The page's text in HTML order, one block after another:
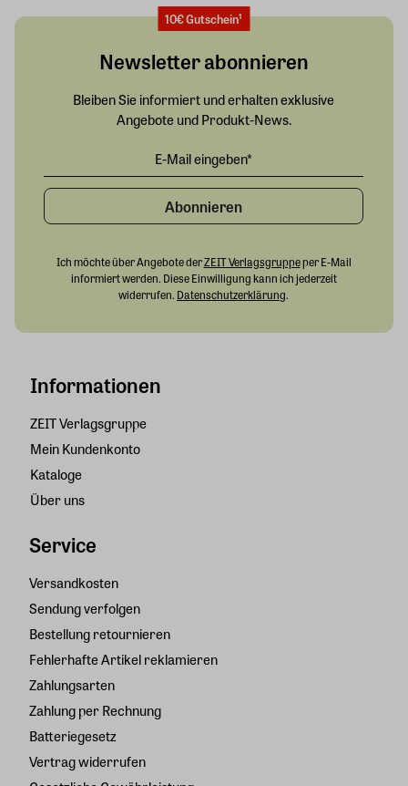
Informationen
ZEIT Verlagsgruppe
Mein Kundenkonto
Kataloge
Über uns
Service
Versandkosten
Sendung verfolgen
Bestellung retournieren
Fehlerhafte Artikel reklamieren
Zahlungsarten
Zahlung per Rechnung
Batteriegesetz
Vertrag widerrufen
10€ Gutschein¹
Newsletter abonnieren
Bleiben Sie informiert und erhalten exklusive
Angebote und Produkt-News.
Abonnieren
Ich möchte über Angebote derZEIT Verlagsgruppeper E-Mail
informiert werden. Diese Einwilligung kann ich jederzeit
widerrufen. Datenschutzerklärung.